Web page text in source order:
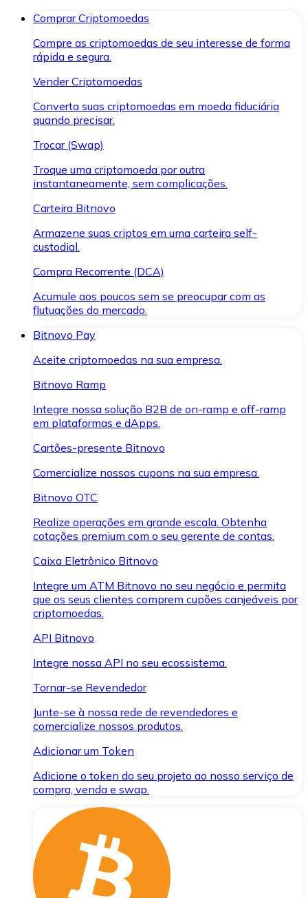
Comprar Criptomoedas
Compre as criptomoedas de seu interesse de forma
rápida e segura.
Vender Criptomoedas
Converta suas criptomoedas em moeda fiduciária
quando precisar.
Trocar (Swap)
Troque uma criptomoeda por outra
instantaneamente, sem complicações.
Carteira Bitnovo
Armazene suas criptos em uma carteira self-
custodial.
Compra Recorrente (DCA)
Acumule aos poucos sem se preocupar com as
flutuações do mercado.
Bitnovo Pay
Aceite criptomoedas na sua empresa.
Bitnovo Ramp
Integre nossa solução B2B de on-ramp e off-ramp
em plataformas e dApps.
Cartões-presente Bitnovo
Comercialize nossos cupons na sua empresa.
Bitnovo OTC
Realize operações em grande escala. Obtenha
cotações premium com o seu gerente de contas.
Caixa Eletrônico Bitnovo
Integre um ATM Bitnovo no seu negócio e permita
que os seus clientes comprem cupões canjeáveis por
criptomoedas.
API Bitnovo
Integre nossa API no seu ecossistema.
Tornar-se Revendedor
Junte-se à nossa rede de revendedores e
comercialize nossos produtos.
Adicionar um Token
Adicione o token do seu projeto ao nosso serviço de
compra, venda e swap.